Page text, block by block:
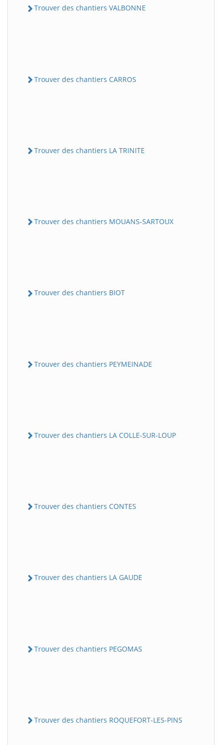
Trouver des chantiers VALBONNE
Trouver des chantiers CARROS
Trouver des chantiers LA TRINITE
Trouver des chantiers MOUANS-SARTOUX
Trouver des chantiers BIOT
Trouver des chantiers PEYMEINADE
Trouver des chantiers LA COLLE-SUR-LOUP
Trouver des chantiers CONTES
Trouver des chantiers LA GAUDE
Trouver des chantiers PEGOMAS
Trouver des chantiers ROQUEFORT-LES-PINS